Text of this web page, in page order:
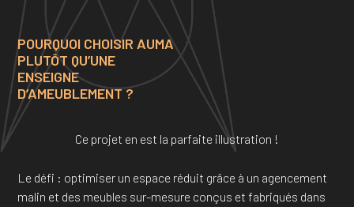
POURQUOI CHOISIR AUMA
PLUTÔT QU’UNE
ENSEIGNE
D’AMEUBLEMENT ?
Ce projet en est la parfaite illustration !
Le défi : optimiser un espace réduit grâce à un agencement
malin et des meubles sur-mesure conçus et fabriqués dans